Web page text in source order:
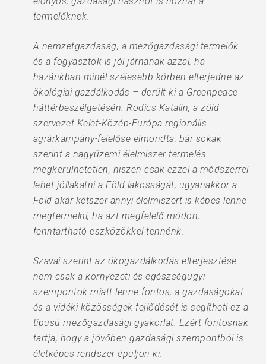
termelőknek.
A nemzetgazdaság, a mezőgazdasági termelők
és a fogyasztók is jól járnának azzal, ha
hazánkban minél szélesebb körben elterjedne az
ökológiai gazdálkodás – derült ki a Greenpeace
háttérbeszélgetésén. Rodics Katalin, a zöld
szervezet Kelet-Közép-Európa regionális
agrárkampány-felelőse elmondta: bár sokak
szerint a nagyüzemi élelmiszer-termelés
megkerülhetetlen, hiszen csak ezzel a módszerrel
lehet jóllakatni a Föld lakosságát, ugyanakkor a
Föld akár kétszer annyi élelmiszert is képes lenne
megtermelni, ha azt megfelelő módon,
fenntartható eszközökkel tennénk.
Szavai szerint az ökogazdálkodás elterjesztése
nem csak a környezeti és egészségügyi
szempontok miatt lenne fontos, a gazdaságokat
és a vidéki közösségek fejlődését is segítheti ez a
típusú mezőgazdasági gyakorlat. Ezért fontosnak
tartja, hogy a jövőben gazdasági szempontból is
életképes rendszer épüljön ki.